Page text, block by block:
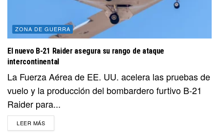
ZONA DE GUERRA
El nuevo B-21 Raider asegura su rango de ataque
intercontinental
La Fuerza Aérea de EE. UU. acelera las pruebas de
vuelo y la producción del bombardero furtivo B-21
Raider para...
LEER MÁSDETAILS